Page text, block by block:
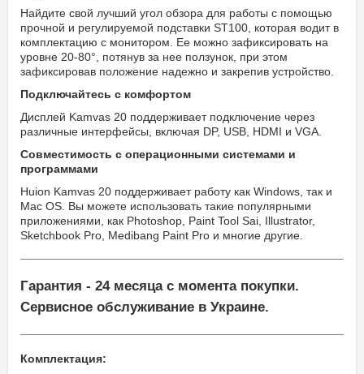
Найдите свой лучший угол обзора для работы с помощью
прочной и регулируемой подставки ST100, которая водит в
комплектацию с монитором. Ее можно зафиксировать на
уровне 20-80°, потянув за нее ползунок, при этом
зафиксировав положение надежно и закрепив устройство.
Подключайтесь с комфортом
Дисплей Kamvas 20 поддерживает подключение через
различные интерфейсы, включая DP, USB, HDMI и VGA.
Совместимость с операционными системами и
программами
Huion Kamvas 20 поддерживает работу как Windows, так и
Mac OS. Вы можете использовать такие популярными
приложениями, как Photoshop, Paint Tool Sai, Illustrator,
Sketchbook Pro, Medibang Paint Pro и многие другие.
Гарантия - 24 месяца с момента покупки.
Сервисное обслуживание в Украине.
Комплектация: